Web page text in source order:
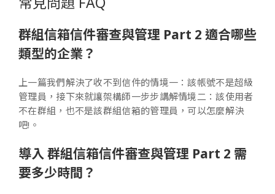
群組信箱信件審查與管理 Part 2 適合哪些
類型的企業？
上一篇我們解決了收不到信件的情境一：該帳號不是超級
管理員，接下來就讓架構師一步步講解情境二：該使用者
不在群組，也不是該群組信箱的管理員，可以怎麼解決
吧!。
導入 群組信箱信件審查與管理 Part 2 需
要多少時間？